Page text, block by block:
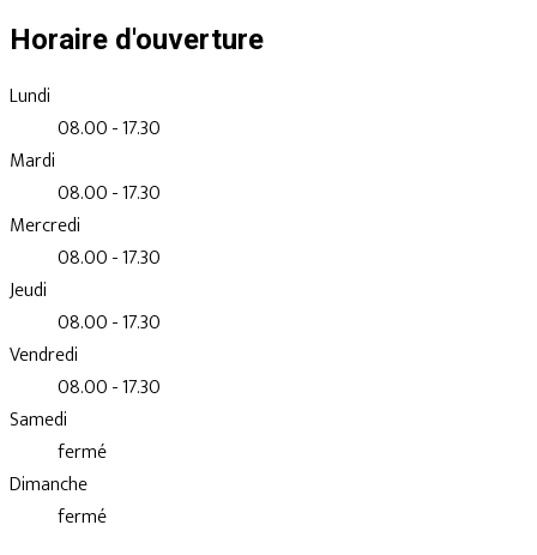
Horaire d'ouverture
Lundi
08.00 - 17.30
Mardi
08.00 - 17.30
Mercredi
08.00 - 17.30
Jeudi
08.00 - 17.30
Vendredi
08.00 - 17.30
Samedi
fermé
Dimanche
fermé